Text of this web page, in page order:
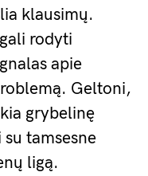
klausimų.
rodyti
apie
Geltoni,
grybelinę
tamsesne
ligą.